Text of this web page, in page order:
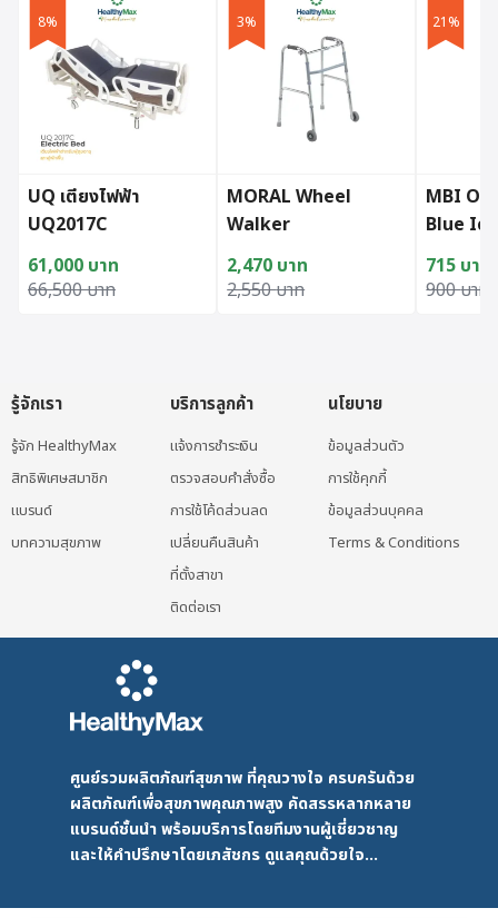
8%
UQ เตียงไฟฟ้า
UQ2017C
66,500บาท
Original price was: 66,500 บาท.
61,000 บาท
Current price is: 61,000 บาท.
3%
MORAL Wheel
Walker
2,550บาท
Original price was: 2,550 บาท.
2,470 บาท
Current price is: 2,470 บาท.
21%
MBI
Blue Ice
900บาท
Original
715 บาท
Current
รู้จักเรา
รู้จัก HealthyMax
สิทธิพิเศษสมาชิก
แบรนด์
บทความสุขภาพ
บริการลูกค้า
แจ้งการชำระเงิน
ตรวจสอบคำสั่งซื้อ
การใช้โค้ดส่วนลด
เปลี่ยนคืนสินค้า
ที่ตั้งสาขา
ติดต่อเรา
นโยบาย
ข้อมูลส่วนตัว
การใช้คุกกี้
ข้อมูลส่วนบุคคล
Terms & Conditions
ศูนย์รวมผลิตภัณฑ์สุขภาพ ที่คุณวางใจ ครบครันด้วย
ผลิตภัณฑ์เพื่อสุขภาพคุณภาพสูง คัดสรรหลากหลาย
แบรนด์ชั้นนำ พร้อมบริการโดยทีมงานผู้เชี่ยวชาญ
และให้คำปรึกษาโดยเภสัชกร ดูแลคุณด้วยใจ...